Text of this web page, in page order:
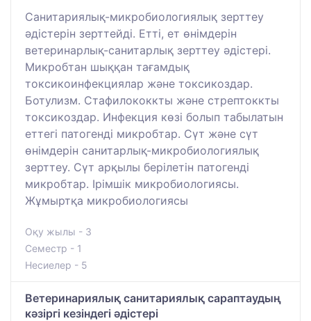
Санитариялық-микробиологиялық зерттеу
әдістерін зерттейді. Етті, ет өнімдерін
ветеринарлық-санитарлық зерттеу әдістері.
Микробтан шыққан тағамдық
токсикоинфекциялар және токсикоздар.
Ботулизм. Стафилококкты және стрептоккты
токсикоздар. Инфекция көзі болып табылатын
еттегі патогенді микробтар. Сүт және сүт
өнімдерін санитарлық-микробиологиялық
зерттеу. Сүт арқылы берілетін патогенді
микробтар. Ірімшік микробиологиясы.
Жұмыртқа микробиологиясы
Оқу жылы - 3
Семестр - 1
Несиелер - 5
Ветеринариялық санитариялық сараптаудың
кәзіргі кезіндегі әдістері